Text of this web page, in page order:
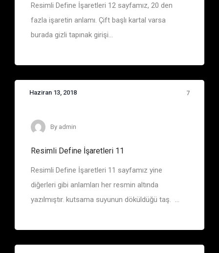
Resimli Define İşaretleri 12 sayfamız, 20 den
fazla işaretin anlamı. Çift başlı kartal varsa
burada gizli tapınak girişi...
Haziran 13, 2018 7
By admin
Resimli Define İşaretleri 11
Resimli Define İşaretleri 11 sayfamız yine
diğerleri gibi anlamları her resmin altında
yazılmıştır. kutsama suyunun döküldüğü taş. ...